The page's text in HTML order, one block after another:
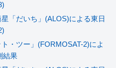
「だいち」(ALOS)による東日
ト・ツー」(FORMOSAT-2)によ
結果